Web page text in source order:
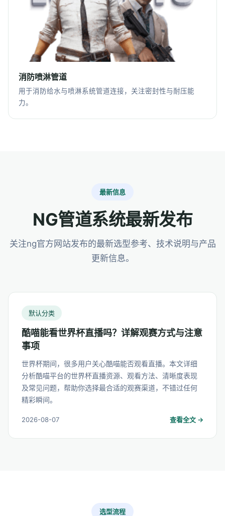
消防喷淋管道
用于消防给水与喷淋系统管道连接，关注密封性与耐压能
力。
最新信息
NG管道系统最新发布
关注ng官方网站发布的最新选型参考、技术说明与产品
更新信息。
默认分类
酷喵能看世界杯直播吗？详解观赛方式与注意
事项
世界杯期间，很多用户关心酷喵能否观看直播。本文详细
分析酷喵平台的世界杯直播资源、观看方法、清晰度表现
及常见问题，帮助你选择最合适的观赛渠道，不错过任何
精彩瞬间。
2026-08-07 查看全文 →
选型流程